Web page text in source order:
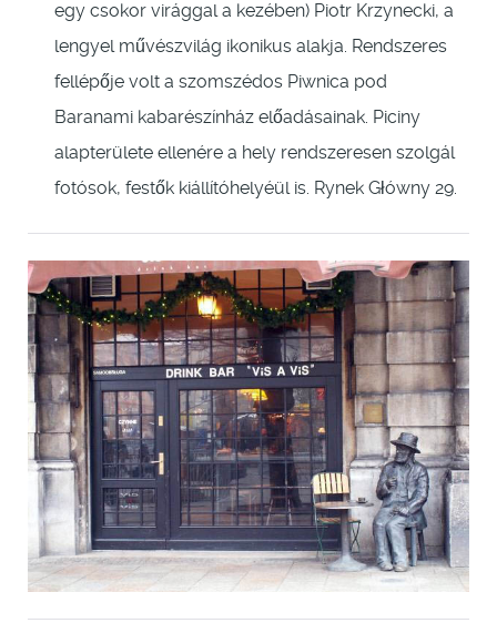
egy csokor virággal a kezében) Piotr Krzynecki, a
lengyel művészvilág ikonikus alakja. Rendszeres
fellépője volt a szomszédos Piwnica pod
Baranami kabarészínház előadásainak. Piciny
alapterülete ellenére a hely rendszeresen szolgál
fotósok, festők kiállítóhelyéül is. Rynek Główny 29.